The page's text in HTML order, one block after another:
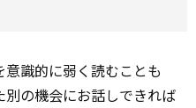
意識的に弱く読むことも
の機会にお話しできれば